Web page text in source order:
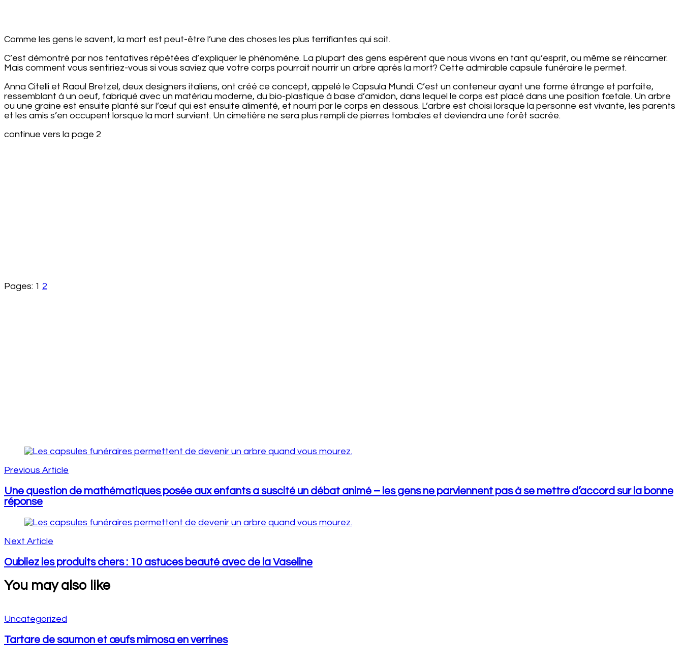
Comme les gens le savent, la mort est peut-être l’une des choses les plus terrifiantes qui soit.
C’est démontré par nos tentatives répétées d’expliquer le phénomène. La plupart des gens espèrent que nous vivons en tant qu’esprit, ou même se réincarner.
Mais comment vous sentiriez-vous si vous saviez que votre corps pourrait nourrir un arbre après la mort? Cette admirable capsule funéraire le permet.
Anna Citelli et Raoul Bretzel, deux designers italiens, ont créé ce concept, appelé le Capsula Mundi. C’est un conteneur ayant une forme étrange et parfaite,
ressemblant à un oeuf, fabriqué avec un matériau moderne, du bio-plastique à base d’amidon, dans lequel le corps est placé dans une position fœtale. Un arbre
ou une graine est ensuite planté sur l’œuf qui est ensuite alimenté, et nourri par le corps en dessous. L’arbre est choisi lorsque la personne est vivante, les parents
et les amis s’en occupent lorsque la mort survient. Un cimetière ne sera plus rempli de pierres tombales et deviendra une forêt sacrée.
continue vers la page 2
Pages: 1 2
Post
Navigation
Previous Article
Une question de mathématiques posée aux enfants a suscité un débat animé – les gens ne parviennent pas à se mettre d’accord sur la bonne
réponse
Next Article
Oubliez les produits chers : 10 astuces beauté avec de la Vaseline
You may also like
Uncategorized
Tartare de saumon et œufs mimosa en verrines